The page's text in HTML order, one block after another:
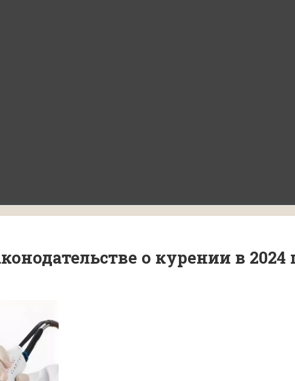
о курении в 2024